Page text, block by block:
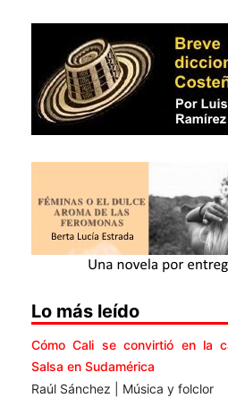
Lo más leído
Cómo Cali se convirtió en la
Salsa en Sudamérica
Raúl Sánchez | Música y folclor